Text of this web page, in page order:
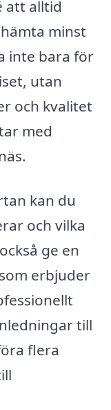
att alltid
minst
inte bara för
utan
och kvalitet
med
kan du
och vilka
ge en
erbjuder
till
flera